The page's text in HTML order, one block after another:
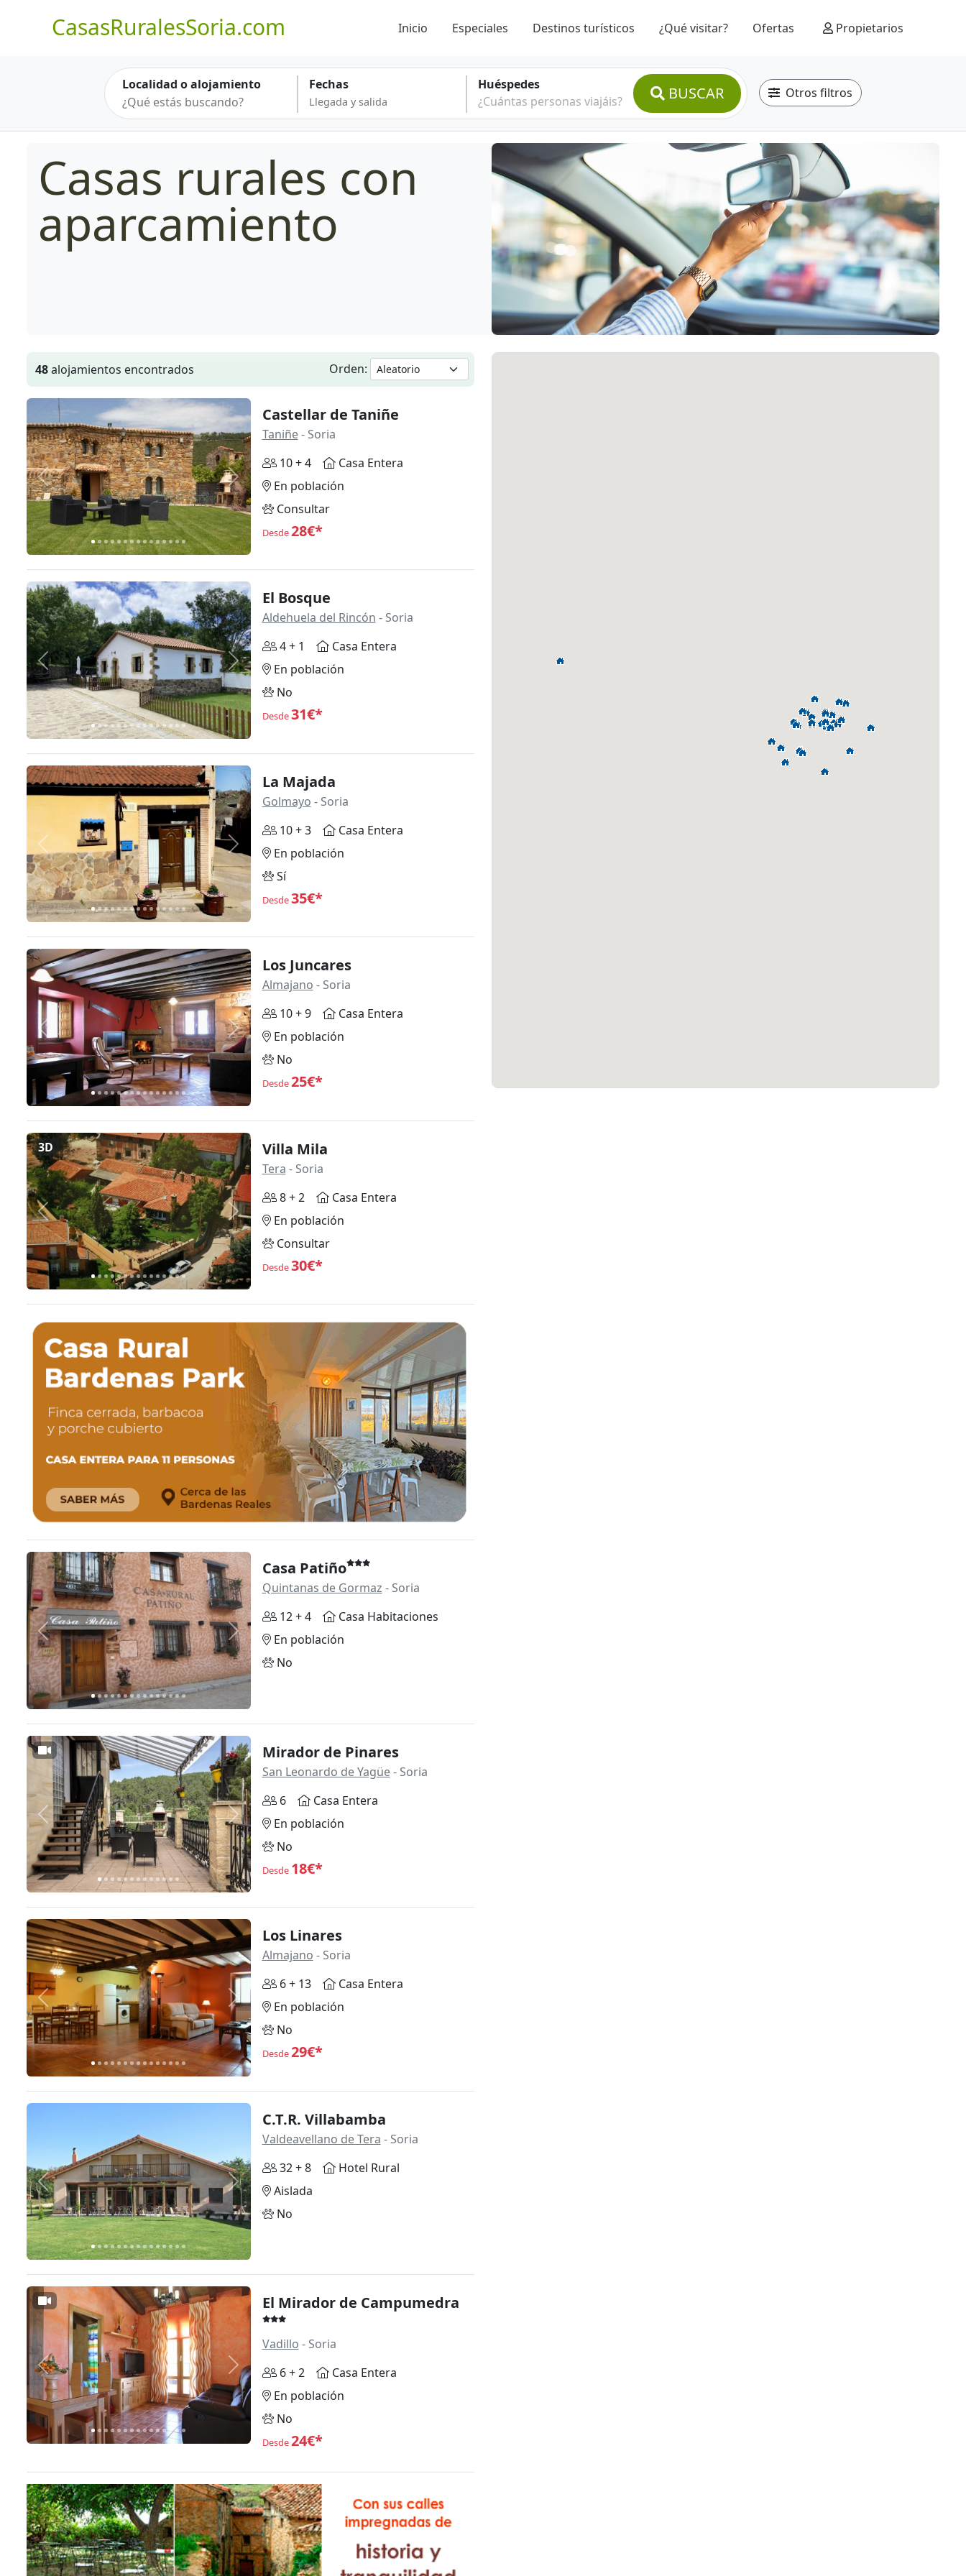
CasasRuralesSoria.com Inicio Especiales Destinos turísticos ¿Qué visitar? Ofertas Propietarios
Localidad o alojamiento Fechas
Huéspedes
¿Cuántas personas viajáis?
BUSCAR Otros filtros
Casas rurales con
aparcamiento
48alojamientos encontrados Orden:
Anterior Siguiente
Castellar de Taniñe
Taniñe- Soria
10 + 4
Casa Entera
En población
Consultar
Desde28€*
Anterior Siguiente
El Bosque
Aldehuela del Rincón - Soria
4 + 1
Casa Entera
En población
No
Desde31€*
Anterior Siguiente
La Majada
Golmayo - Soria
10 + 3
Casa Entera
En población
Sí
Desde35€*
Anterior Siguiente
Los Juncares
Almajano - Soria
10 + 9
Casa Entera
En población
No
Desde25€*
Anterior Siguiente
3D Villa Mila
Tera - Soria
8 + 2
Casa Entera
En población
Consultar
Desde30€*
Anterior Siguiente
Casa Patiño
Quintanas de Gormaz - Soria
12 + 4
Casa Habitaciones
En población
No
Anterior Siguiente
Mirador de Pinares
San Leonardo de Yagüe- Soria
6
Casa Entera
En población
No
Desde 18€*
Anterior Siguiente
Los Linares
Almajano - Soria
6 + 13
Casa Entera
En población
No
Desde29€*
Anterior Siguiente
C.T.R. Villabamba
Valdeavellano de Tera - Soria
32 + 8
Hotel Rural
Aislada
No
Anterior Siguiente
El Mirador de Campumedra
Vadillo - Soria
6 + 2
Casa Entera
En población
No
Desde24€*